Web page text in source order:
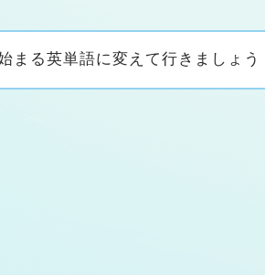
まる英単語に変えて行きましょう